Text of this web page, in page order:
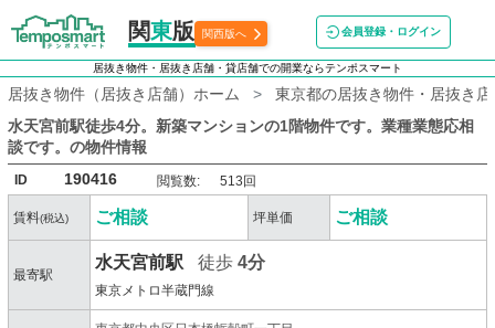
関東版 関西版へ 会員登録・ログイン
居抜き物件・居抜き店舗・貸店舗での開業ならテンポスマート
居抜き物件（居抜き店舗）ホーム
東京都の居抜き物件・居抜き
水天宮前駅徒歩4分。新築マンションの1階物件です。業種業態応相
談です。 の物件情報
ID 190416 閲覧数: 513回
賃料(税込) ご相談 坪単価 ご相談
最寄駅
水天宮前駅 徒歩4分
東京メトロ半蔵門線